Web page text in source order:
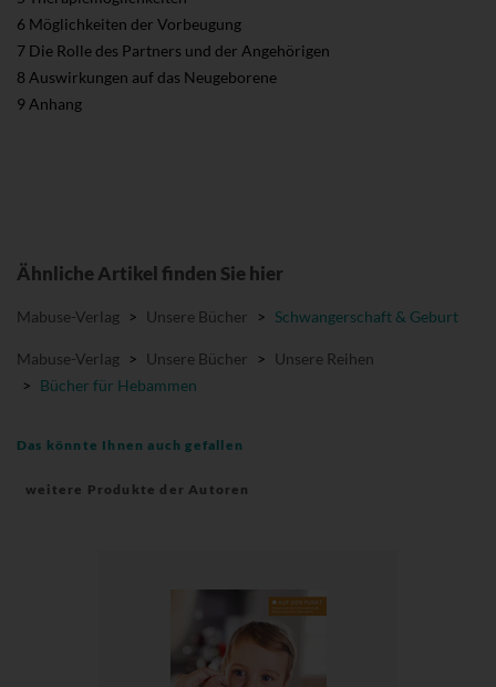
6 Möglichkeiten der Vorbeugung
7 Die Rolle des Partners und der Angehörigen
8 Auswirkungen auf das Neugeborene
9 Anhang
Ähnliche Artikel finden Sie hier
Mabuse-Verlag > Unsere Bücher > Schwangerschaft & Geburt
Mabuse-Verlag > Unsere Bücher > Unsere Reihen
> Bücher für Hebammen
Das könnte Ihnen auch gefallen
weitere Produkte der Autoren